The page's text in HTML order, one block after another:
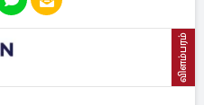
விளம்பரம்